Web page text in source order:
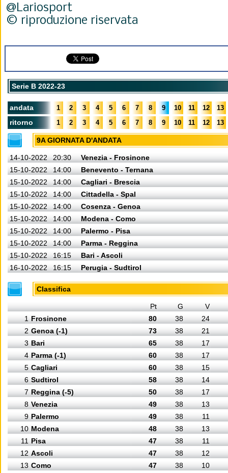
@Lariosport
© riproduzione riservata
Serie B 2022-23
andata 1 2 3 4 5 6 7 8 9 10 11 12 13
ritorno 1 2 3 4 5 6 7 8 9 10 11 12 13
9A GIORNATA D'ANDATA
14-10-2022 20:30
Venezia - Frosinone
15-10-2022
14:00
Benevento - Ternana
15-10-2022
14:00
Cagliari - Brescia
15-10-2022
14:00
Cittadella - Spal
15-10-2022
14:00
Cosenza - Genoa
15-10-2022
14:00
Modena - Como
15-10-2022
14:00
Palermo - Pisa
15-10-2022
14:00
Parma - Reggina
15-10-2022
16:15
Bari - Ascoli
16-10-2022
16:15 Perugia - Sudtirol
Classifica
Pt G
V
1 Frosinone 80 38
24
2 Genoa (-1) 73 38
21
3 Bari 65 38
17
4 Parma (-1) 60 38
17
5 Cagliari 60 38
15
6 Sudtirol 58 38
14
7 Reggina (-5) 50 38
17
8 Venezia 49 38
13
9 Palermo 49 38
11
10 Modena 48 38
13
11 Pisa 47 38
11
12 Ascoli 47 38
12
13 Como 47 38
10